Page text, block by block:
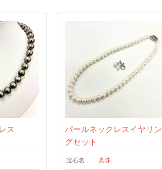
ス
パールネックレスイヤリン
グセット
宝石名 真珠